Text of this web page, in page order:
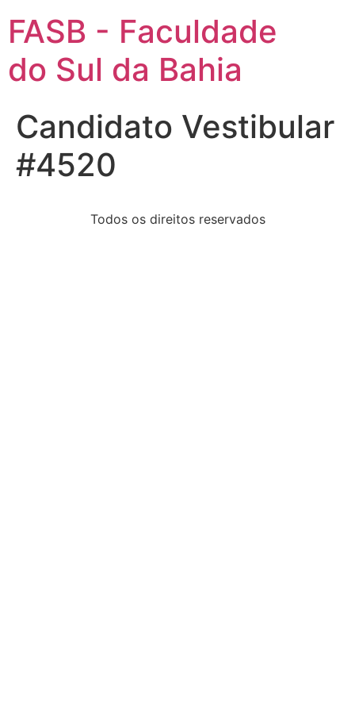
FASB - Faculdade
do Sul da Bahia
Candidato Vestibular
#4520
Todos os direitos reservados